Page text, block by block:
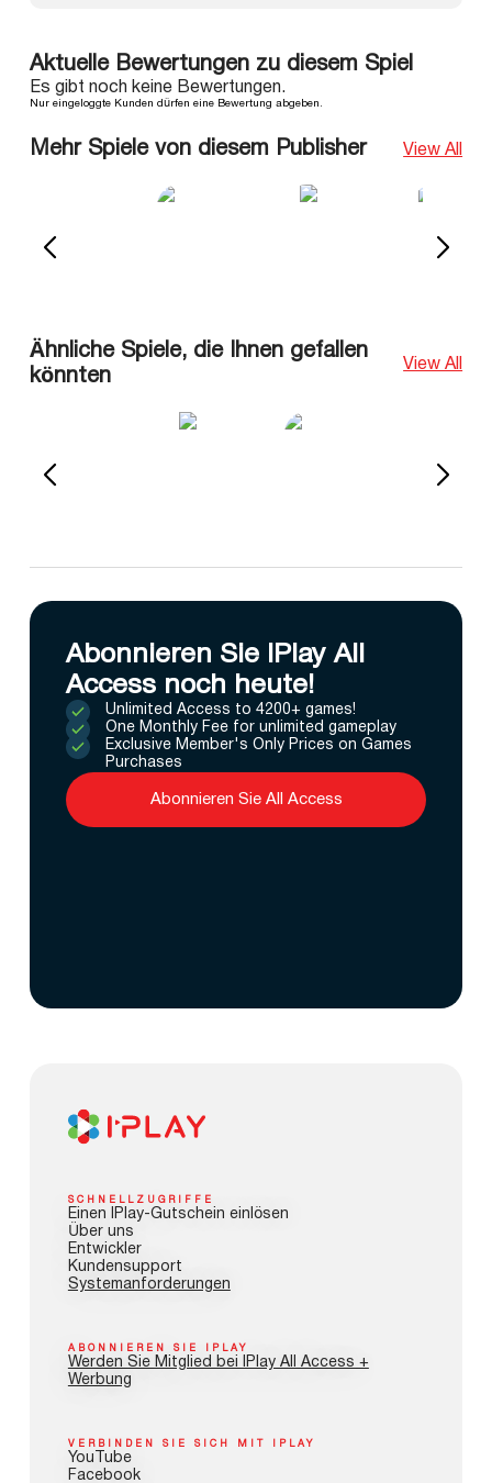
Aktuelle Bewertungen zu diesem Spiel
Es gibt noch keine Bewertungen.
Nur eingeloggte Kunden dürfen eine Bewertung abgeben.
Mehr Spiele von diesem Publisher View All
Ähnliche Spiele, die Ihnen gefallen
könnten
View All
Abonnieren Sie IPlay All
Access noch heute!
Unlimited Access to 4200+ games!
One Monthly Fee for unlimited gameplay
Exclusive Member's Only Prices on Games
Purchases
Abonnieren Sie All Access
SCHNELLZUGRIFFE
Einen IPlay-Gutschein einlösen
Über uns
Entwickler
Kundensupport
Systemanforderungen
ABONNIEREN SIE IPLAY
Werden Sie Mitglied bei IPlay All Access +
Werbung
VERBINDEN SIE SICH MIT IPLAY
YouTube
Facebook